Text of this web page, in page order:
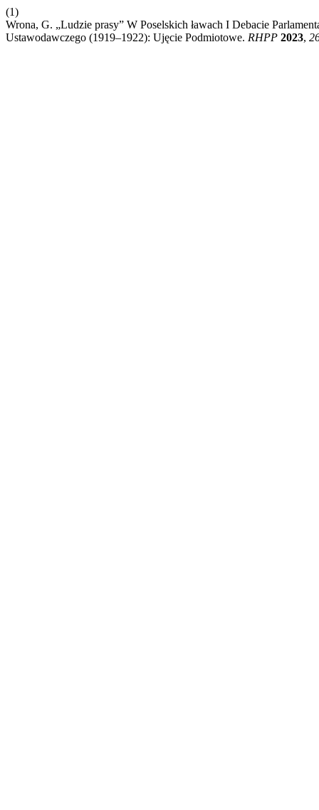
(1)
Wrona, G. „Ludzie prasy” W Poselskich ławach I Debacie
Ustawodawczego (1919–1922): Ujęcie Podmiotowe. RHPP 2023,